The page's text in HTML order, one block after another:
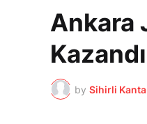
Ankara
Kazandı
by Sihirli